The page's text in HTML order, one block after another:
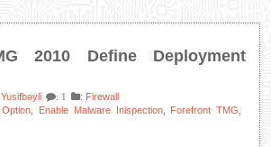
AVADANLIQLAR
2010 Define Deployment
: 1 : Firewall
Enable Malware Inispection, Forefront TMG